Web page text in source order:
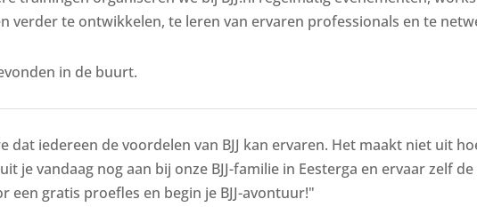
verder te ontwikkelen, te leren van ervaren professionals en te
in de buurt.
dat iedereen de voordelen van BJJ kan ervaren. Het maakt niet uit
je vandaag nog aan bij onze BJJ-familie in Eesterga en ervaar zelf
een gratis proefles en begin je BJJ-avontuur!"